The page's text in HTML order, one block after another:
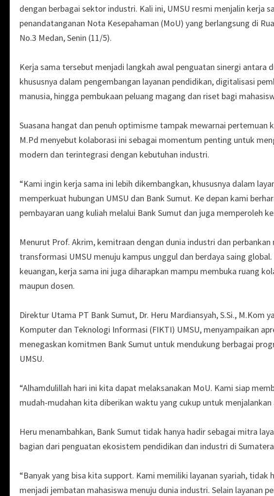
dengan berbagai sektor industri. Kali ini, UMSU resmi menjalin kerja
penandatanganan Nota Kesepahaman (MoU) yang berlangsung di
No.3 Medan, Senin (11/5).
Kerja sama tersebut menjadi langkah awal penguatan sinergi antara
khususnya dalam pengembangan layanan pendidikan, digitalisasi
manusia, hingga pembukaan peluang magang dan riset bagi
Suasana hangat dan penuh optimisme tampak mewarnai pertemuan
M.Pd menyebut kolaborasi ini sebagai momentum penting untuk
modern dan terintegrasi dengan kebutuhan industri.
“Kami ingin kerja sama ini lebih dikembangkan, khususnya dalam
memperkuat hubungan UMSU dan Bank Sumut. Ke depan kami
pembayaran uang kuliah melalui Bank Sumut dan juga memperoleh
Menurut Prof. Akrim, kemitraan dengan dunia industri dan
transformasi UMSU menuju kampus unggul dan berdaya saing
keuangan, kerja sama ini juga diharapkan mampu membuka ruang
maupun dosen.
Direktur Utama PT Bank Sumut, Dr. Heru Mardiansyah, S.Si., M.Kom
Komputer dan Teknologi Informasi (FIKTI) UMSU, menyampaikan
menegaskan komitmen Bank Sumut untuk mendukung berbagai
UMSU.
“Alhamdulillah hari ini kita dapat melaksanakan MoU. Kami siap
mudah-mudahan kita diberikan waktu yang cukup untuk menjalankan
Heru menambahkan, Bank Sumut tidak hanya hadir sebagai mitra
bagian dari penguatan ekosistem pendidikan dan industri di
“Banyak yang bisa kita support. Kami memiliki layanan syariah,
menjadi jembatan mahasiswa menuju dunia industri. Selain layanan